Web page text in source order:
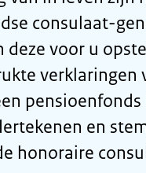
consulaat-
deze voor u
verklaringen
en
honoraire